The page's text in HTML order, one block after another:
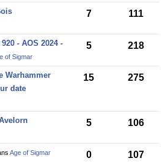
7 111
- AOS 2024 -
of Sigmar
5 218
Warhammer
date
15 275
5 106
Age of Sigmar 0 107